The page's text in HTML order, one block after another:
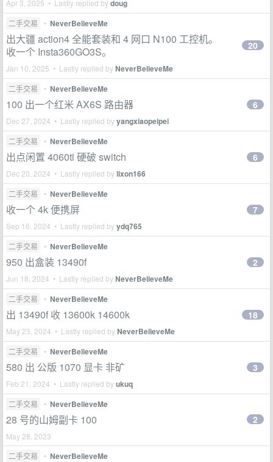
Apr 3, 2025 • Lastly replied bydoug
二手交易 • NeverBelieveMe
出大疆 action4 全能套装和 4 网口 N100 工控机。
收一个 Insta360GO3S。
Jan 10, 2025 • Lastly replied byNeverBelieveMe
20
二手交易 • NeverBelieveMe
100 出一个红米 AX6S 路由器
Dec 27, 2024 • Lastly replied byyangxiaopeipei
6
二手交易 • NeverBelieveMe
出点闲置 4060ti 硬破 switch
Dec 20, 2024 • Lastly replied bylixon166
6
二手交易 • NeverBelieveMe
收一个 4k 便携屏
Sep 16, 2024 • Lastly replied byydq765
7
二手交易 • NeverBelieveMe
950 出盒装 13490f
Jun 18, 2024 • Lastly replied byNeverBelieveMe
2
二手交易 • NeverBelieveMe
出 13490f 收 13600k 14600k
May 23, 2024 • Lastly replied byNeverBelieveMe
18
二手交易 • NeverBelieveMe
580 出 公版 1070 显卡 非矿
Feb 21, 2024 • Lastly replied byukuq
3
二手交易 • NeverBelieveMe
28 号的山姆副卡 100
May 28, 2023
2
二手交易 • NeverBelieveMe